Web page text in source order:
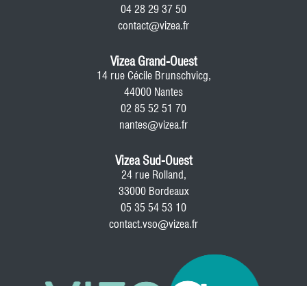
04 28 29 37 50
contact@vizea.fr
Vizea Grand-Ouest
14 rue Cécile Brunschvicg,
44000 Nantes
02 85 52 51 70
nantes@vizea.fr
Vizea Sud-Ouest
24 rue Rolland,
33000 Bordeaux
05 35 54 53 10
contact.vso@vizea.fr